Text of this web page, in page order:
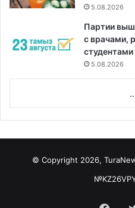
5.08.2026
Партии
с врачами,
студентами
5.08.2026
© Copyright 2026,